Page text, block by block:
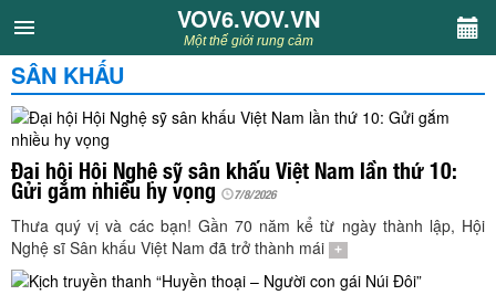
VOV6.VOV.VN
CHUYÊN MỤC
Khách VOV6
Văn học
Nghệ thuật
VOV6.VOV.VN
Một thế giới rung cảm
SÂN KHẤU
Đại hội Hội Nghệ sỹ sân khấu Việt Nam lần thứ 10:
Gửi gắm nhiều hy vọng 7/8/2026
Thưa quý vị và các bạn! Gần 70 năm kể từ ngày thành lập, Hội
Nghệ sĩ Sân khấu Việt Nam đã trở thành mái
+